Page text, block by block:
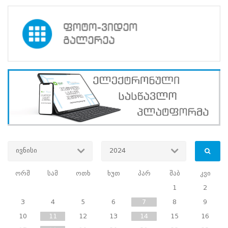
ადმინისტრატორის
კურსები
საუბნო
საარჩევნო
კომისიების
პოტენციური
პირებისა
სტატისტიკა
ივნისი 2024
ორშ სამ ოთხ ხუთ პარ შაბ
კვი
1
2
3
4 5 6 7 8
9
10
11 12 13 14 15
16